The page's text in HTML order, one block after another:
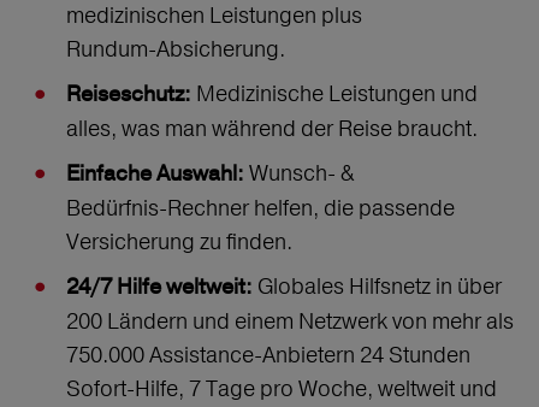
medizinischen Leistungen plus
Rundum‑Absicherung.
Reiseschutz: Medizinische Leistungen und
alles, was man während der Reise braucht.
Einfache Auswahl: Wunsch‑ &
Bedürfnis‑Rechner helfen, die passende
Versicherung zu finden.
24/7 Hilfe weltweit: Globales Hilfsnetz in über
200 Ländern und einem Netzwerk von mehr als
750.000 Assistance-Anbietern 24 Stunden
Sofort-Hilfe, 7 Tage pro Woche, weltweit und